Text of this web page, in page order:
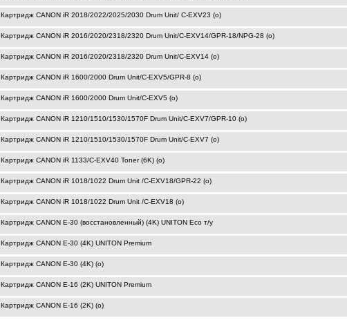
Картридж CANON iR 2018/2022/2025/2030 Drum Unit/ C-EXV23 (o)
Картридж CANON iR 2016/2020/2318/2320 Drum Unit/C-EXV14/GPR-18/NPG-28 (o)
Картридж CANON iR 2016/2020/2318/2320 Drum Unit/C-EXV14 (o)
Картридж CANON iR 1600/2000 Drum Unit/C-EXV5/GPR-8 (o)
Картридж CANON iR 1600/2000 Drum Unit/C-EXV5 (o)
Картридж CANON iR 1210/1510/1530/1570F Drum Unit/C-EXV7/GPR-10 (o)
Картридж CANON iR 1210/1510/1530/1570F Drum Unit/C-EXV7 (o)
Картридж CANON iR 1133/C-EXV40 Toner (6K) (o)
Картридж CANON iR 1018/1022 Drum Unit /C-EXV18/GPR-22 (o)
Картридж CANON iR 1018/1022 Drum Unit /C-EXV18 (o)
Картридж CANON E-30 (восстановленный) (4K) UNITON Eco т/у
Картридж CANON E-30 (4K) UNITON Premium
Картридж CANON E-30 (4K) (o)
Картридж CANON E-16 (2K) UNITON Premium
Картридж CANON E-16 (2K) (o)